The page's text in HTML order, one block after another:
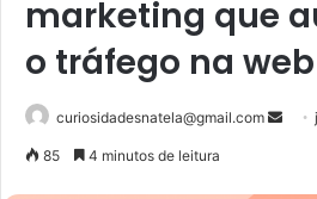
marketing que
o tráfego na web
curiosidadesnatela@gmail.com
85 4 minutos de leitura